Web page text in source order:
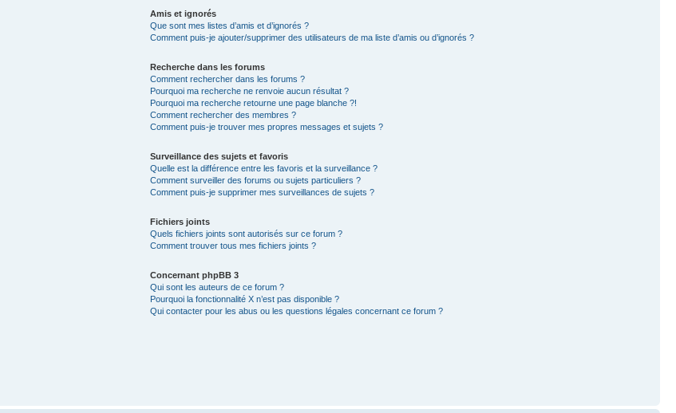
Amis et ignorés
Que sont mes listes d’amis et d’ignorés ?
Comment puis-je ajouter/supprimer des utilisateurs de ma liste d’amis ou d’ignorés ?
Recherche dans les forums
Comment rechercher dans les forums ?
Pourquoi ma recherche ne renvoie aucun résultat ?
Pourquoi ma recherche retourne une page blanche ?!
Comment rechercher des membres ?
Comment puis-je trouver mes propres messages et sujets ?
Surveillance des sujets et favoris
Quelle est la différence entre les favoris et la surveillance ?
Comment surveiller des forums ou sujets particuliers ?
Comment puis-je supprimer mes surveillances de sujets ?
Fichiers joints
Quels fichiers joints sont autorisés sur ce forum ?
Comment trouver tous mes fichiers joints ?
Concernant phpBB 3
Qui sont les auteurs de ce forum ?
Pourquoi la fonctionnalité X n’est pas disponible ?
Qui contacter pour les abus ou les questions légales concernant ce forum ?